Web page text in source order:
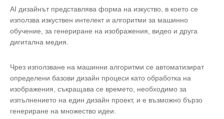
AI дизайнът представлява форма на изкуство, в което се
използва изкуствен интелект и алгоритми за машинно
обучение, за генериране на изображения, видео и друга
дигитална медия.
Чрез използване на машинни алгоритми се автоматизират
определени базови дизайн процеси като обработка на
изображения, съкращава се времето, необходимо за
изпълнението на един дизайн проект, и е възможно бързо
генериране на множество идеи.